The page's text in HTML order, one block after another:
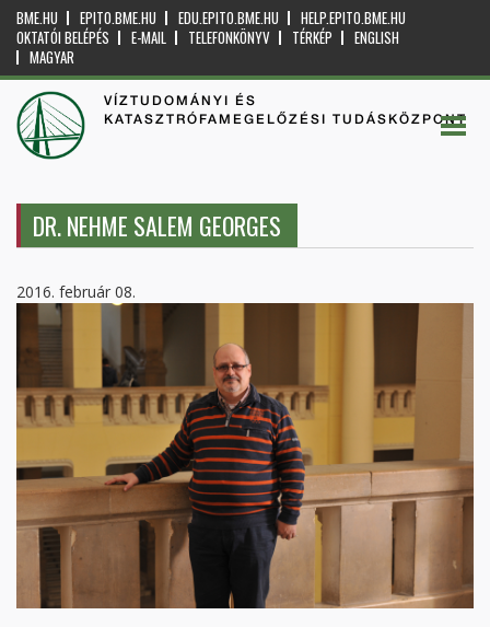
BME.HU EPITO.BME.HU EDU.EPITO.BME.HU
HELP.EPITO.BME.HU
OKTATÓI BELÉPÉS
E-MAIL TELEFONKÖNYV TÉRKÉP
ENGLISH
MAGYAR
VÍZTUDOMÁNYI ÉS
KATASZTRÓFAMEGELŐZÉSI TUDÁSKÖZPONT
DR. NEHME SALEM GEORGES
2016. február 08.